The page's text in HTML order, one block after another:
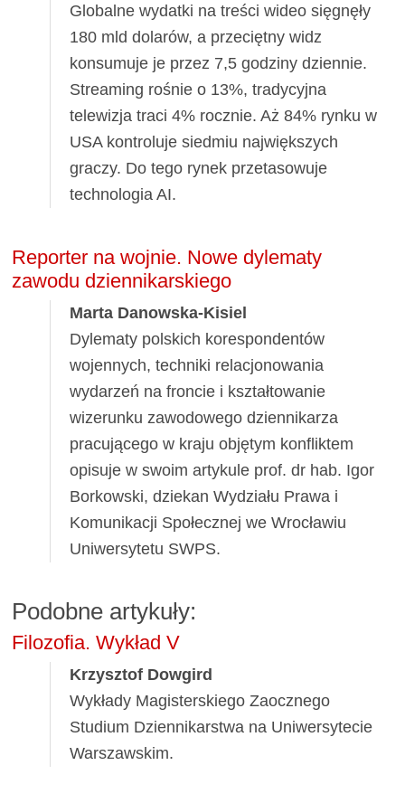
Globalne wydatki na treści wideo sięgnęły
180 mld dolarów, a przeciętny widz
konsumuje je przez 7,5 godziny dziennie.
Streaming rośnie o 13%, tradycyjna
telewizja traci 4% rocznie. Aż 84% rynku w
USA kontroluje siedmiu największych
graczy. Do tego rynek przetasowuje
technologia AI.
Reporter na wojnie. Nowe dylematy
zawodu dziennikarskiego
Marta Danowska-Kisiel
Dylematy polskich korespondentów
wojennych, techniki relacjonowania
wydarzeń na froncie i kształtowanie
wizerunku zawodowego dziennikarza
pracującego w kraju objętym konfliktem
opisuje w swoim artykule prof. dr hab. Igor
Borkowski, dziekan Wydziału Prawa i
Komunikacji Społecznej we Wrocławiu
Uniwersytetu SWPS.
Podobne artykuły:
Filozofia. Wykład V
Krzysztof Dowgird
Wykłady Magisterskiego Zaocznego
Studium Dziennikarstwa na Uniwersytecie
Warszawskim.